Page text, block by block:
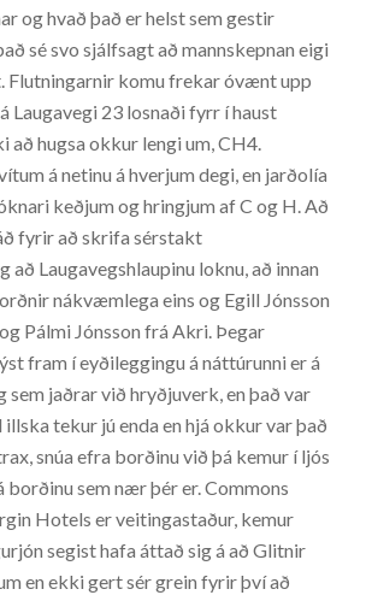
og hvað það er helst sem gestir
sé svo sjálfsagt að mannskepnan eigi
Flutningarnir komu frekar óvænt upp
Laugavegi 23 losnaði fyrr í haust
að hugsa okkur lengi um, CH4.
á netinu á hverjum degi, en jarðolía
keðjum og hringjum af C og H. Að
fyrir að skrifa sérstakt
að Laugavegshlaupinu loknu, að innan
nákvæmlega eins og Egill Jónsson
Pálmi Jónsson frá Akri. Þegar
fram í eyðileggingu á náttúrunni er á
sem jaðrar við hryðjuverk, en það var
tekur jú enda en hjá okkur var það
snúa efra borðinu við þá kemur í ljós
borðinu sem nær þér er. Commons
Hotels er veitingastaður, kemur
segist hafa áttað sig á að Glitnir
en ekki gert sér grein fyrir því að